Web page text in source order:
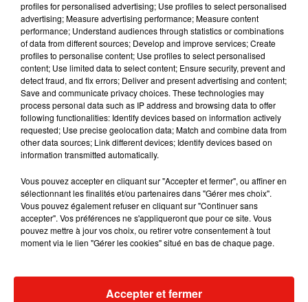
Musique
7 août 2026
RÜFÜS DU SOL annonce un nouvel
album après sa tournée mondiale
7 août 2026
Angèle et Amélie Lens dévoilent leur
6 août 2026
profiles for personalised advertising; Use profiles to select personalised
advertising; Measure advertising performance; Measure content
performance; Understand audiences through statistics or combinations
of data from different sources; Develop and improve services; Create
profiles to personalise content; Use profiles to select personalised
content; Use limited data to select content; Ensure security, prevent and
detect fraud, and fix errors; Deliver and present advertising and content;
Save and communicate privacy choices. These technologies may
process personal data such as IP address and browsing data to offer
following functionalities: Identify devices based on information actively
requested; Use precise geolocation data; Match and combine data from
other data sources; Link different devices; Identify devices based on
information transmitted automatically.
Vous pouvez accepter en cliquant sur "Accepter et fermer", ou affiner en
sélectionnant les finalités et/ou partenaires dans "Gérer mes choix".
Vous pouvez également refuser en cliquant sur "Continuer sans
accepter". Vos préférences ne s'appliqueront que pour ce site. Vous
pouvez mettre à jour vos choix, ou retirer votre consentement à tout
moment via le lien "Gérer les cookies" situé en bas de chaque page.
Accepter et fermer